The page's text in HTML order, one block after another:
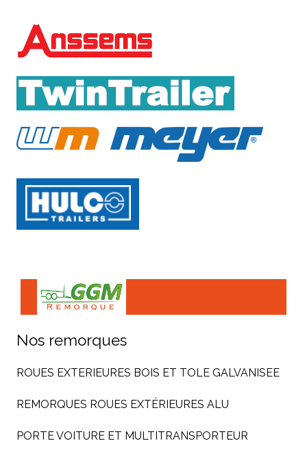
Nos remorques
ROUES EXTERIEURES BOIS ET TOLE GALVANISEE
REMORQUES ROUES EXTÉRIEURES ALU
PORTE VOITURE ET MULTITRANSPORTEUR